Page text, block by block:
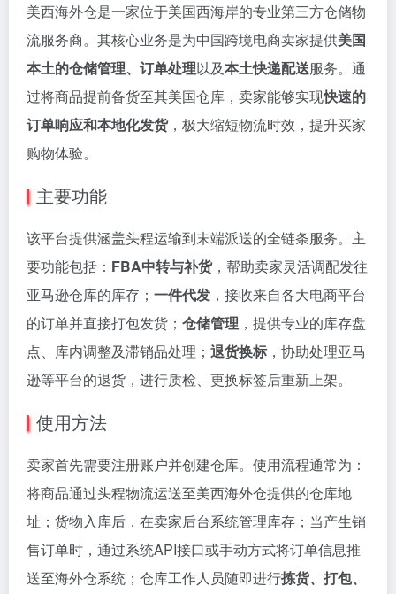
美西海外仓是一家位于美国西海岸的专业第三方仓储物
流服务商。其核心业务是为中国跨境电商卖家提供美国
本土的仓储管理、订单处理以及本土快递配送服务。通
过将商品提前备货至其美国仓库，卖家能够实现快速的
订单响应和本地化发货，极大缩短物流时效，提升买家
购物体验。
主要功能
该平台提供涵盖头程运输到末端派送的全链条服务。主
要功能包括： FBA中转与补货，帮助卖家灵活调配发往
亚马逊仓库的库存； 一件代发 ，接收来自各大电商平台
的订单并直接打包发货； 仓储管理 ，提供专业的库存盘
点、库内调整及滞销品处理； 退货换标 ，协助处理亚马
逊等平台的退货，进行质检、更换标签后重新上架。
使用方法
卖家首先需要注册账户并创建仓库。使用流程通常为：
将商品通过头程物流运送至美西海外仓提供的仓库地
址；货物入库后，在卖家后台系统管理库存；当产生销
售订单时，通过系统API接口或手动方式将订单信息推
送至海外仓系统；仓库工作人员随即进行拣货、打包、